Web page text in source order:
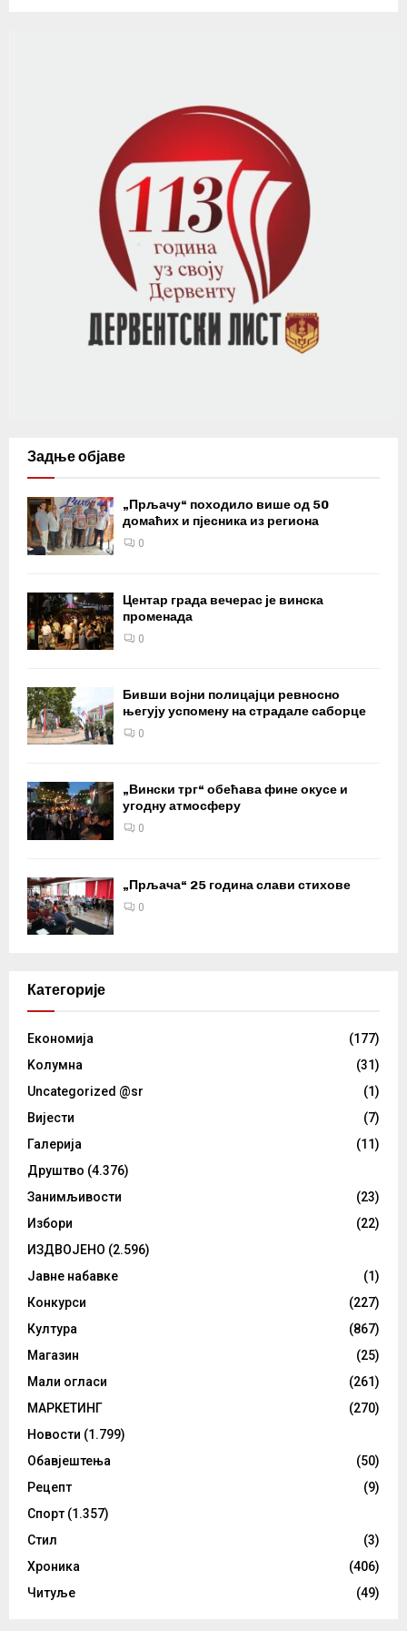
Задње објаве
„Прљачу“ походило више од 50
домаћих и пјесника из региона
0
Центар града вечерас је винска
променада
0
Бивши војни полицајци ревносно
његују успомену на страдале саборце
0
„Вински трг“ обећава фине окусе и
угодну атмосферу
0
„Прљача“ 25 година слави стихове
0
Категорије
Eкономија
(177)
Kолумнa
(31)
Uncategorized @sr
(1)
Вијести
(7)
Галерија
(11)
Друштво (4.376)
Занимљивости
(23)
Избори
(22)
ИЗДВОЈЕНО (2.596)
Јавне набавке
(1)
Конкурси
(227)
Култура
(867)
Магазин
(25)
Мали огласи
(261)
МАРКЕТИНГ
(270)
Новости (1.799)
Обавјештења
(50)
Рецепт
(9)
Спорт (1.357)
Стил
(3)
Хроника
(406)
Читуље
(49)